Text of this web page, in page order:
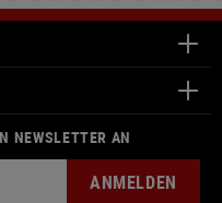
NEWSLETTER AN
ANMELDEN